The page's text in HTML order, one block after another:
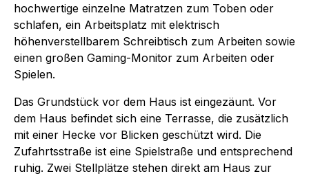
hochwertige einzelne Matratzen zum Toben oder
schlafen, ein Arbeitsplatz mit elektrisch
höhenverstellbarem Schreibtisch zum Arbeiten sowie
einen großen Gaming-Monitor zum Arbeiten oder
Spielen.
Das Grundstück vor dem Haus ist eingezäunt. Vor
dem Haus befindet sich eine Terrasse, die zusätzlich
mit einer Hecke vor Blicken geschützt wird. Die
Zufahrtsstraße ist eine Spielstraße und entsprechend
ruhig. Zwei Stellplätze stehen direkt am Haus zur